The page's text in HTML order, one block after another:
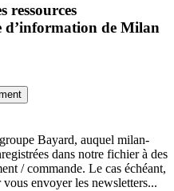
ressources
d’information de Milan
Bayard, auquel milan-
dans notre fichier à des
/ commande. Le cas échéant,
envoyer les newsletters...